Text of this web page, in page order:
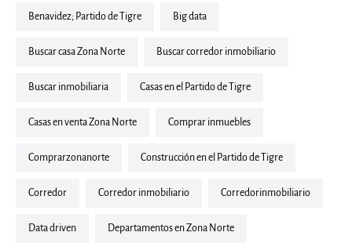
Benavidez; Partido de Tigre Big data
buscar casa Zona Norte Buscar corredor inmobiliario
buscar inmobiliaria Casas en el Partido de Tigre
Casas en venta Zona Norte Comprar inmuebles
comprarzonanorte Construcción en el Partido de Tigre
corredor corredor inmobiliario corredorinmobiliario
Data driven departamentos en Zona Norte